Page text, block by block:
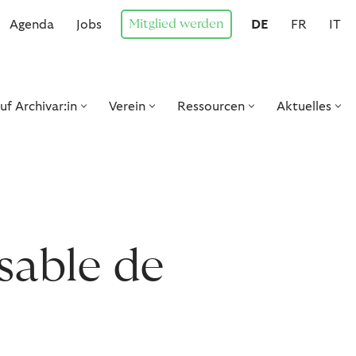
Agenda Jobs Mitglied werden DE FR IT
Archivar:in Verein Ressourcen Aktuelles
de